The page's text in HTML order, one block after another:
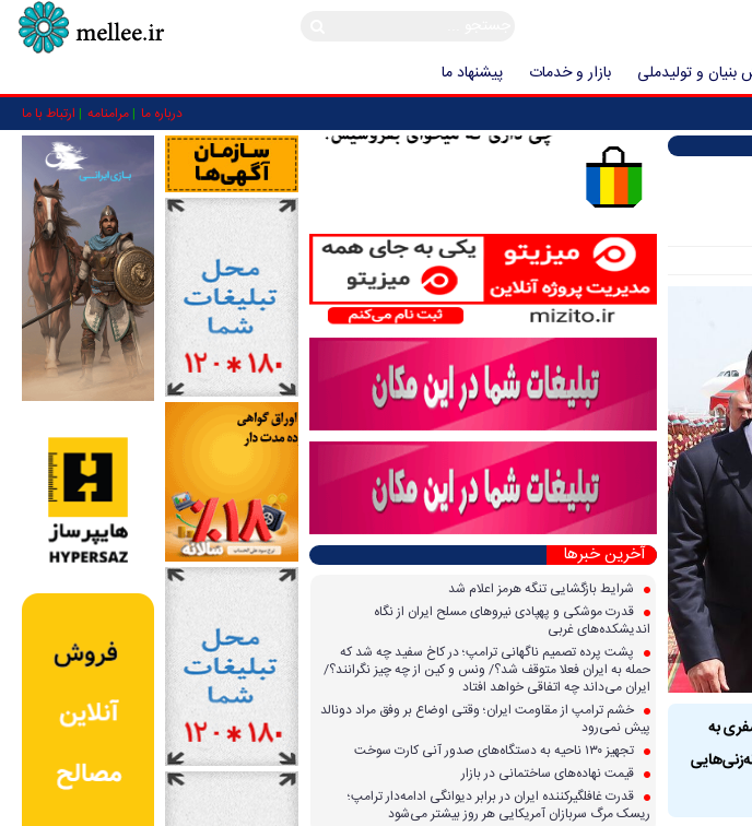
بنیان و تولیدملی بازار و خدمات پیشنهاد ما
درباره ما مرامنامه ارتباط با ما
به
آخرین خبرها
شرایط بازگشایی تنگه هرمز اعلام شد
قدرت موشکی و پهپادی نیرو‌های مسلح ایران از نگاه
اندیشکده‌های غربی
پشت پرده تصمیم ناگهانی ترامپ؛ در کاخ سفید چه شد که
حمله به ایران فعلا متوقف شد؟/ ونس و کین از چه چیز نگرانند؟/
ایران می‌داند چه اتفاقی خواهد افتاد
خشم ترامپ از مقاومت ایران؛ وقتی اوضاع بر وفق مراد دونالد
پیش نمی‌رود
تجهیز ۱۳۰ ناحیه به دستگاه‌های صدور آنی کارت سوخت
قیمت نهاده‌های ساختمانی در بازار
قدرت غافلگیرکننده ایران در برابر دیوانگی ادامه‌دار ترامپ؛
ریسک مرگ سربازان آمریکایی هر روز بیشتر می‌شود